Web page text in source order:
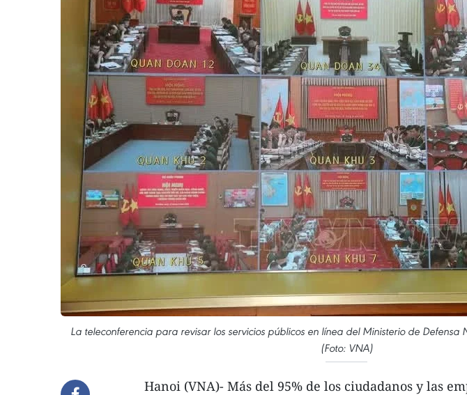
La teleconferencia para revisar los servicios públicos en línea del Ministerio de
(Foto: VNA)
Hanoi (VNA)- Más del 95% de los ciudadanos y las